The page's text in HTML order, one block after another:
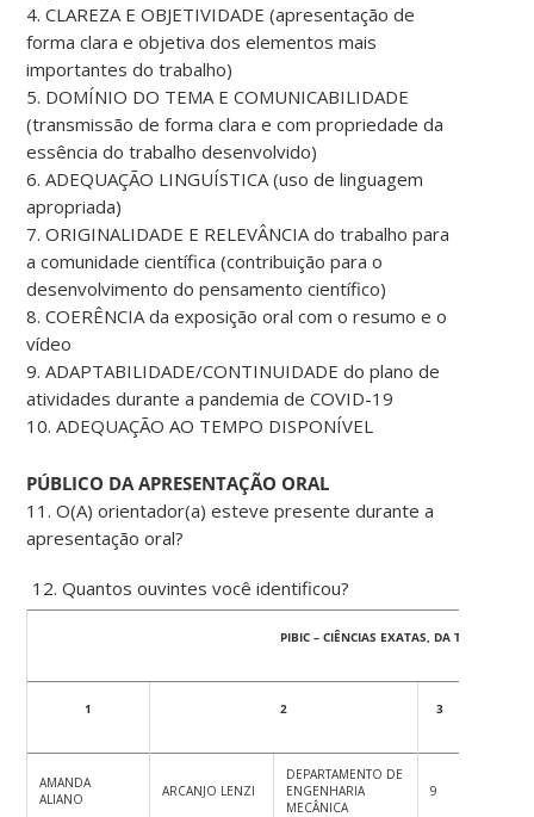
4. CLAREZA E OBJETIVIDADE (apresentação de
forma clara e objetiva dos elementos mais
importantes do trabalho)
5. DOMÍNIO DO TEMA E COMUNICABILIDADE
(transmissão de forma clara e com propriedade da
essência do trabalho desenvolvido)
6. ADEQUAÇÃO LINGUÍSTICA (uso de linguagem
apropriada)
7. ORIGINALIDADE E RELEVÂNCIA do trabalho para
a comunidade científica (contribuição para o
desenvolvimento do pensamento científico)
8. COERÊNCIA da exposição oral com o resumo e o
vídeo
9. ADAPTABILIDADE/CONTINUIDADE do plano de
atividades durante a pandemia de COVID-19
10. ADEQUAÇÃO AO TEMPO DISPONÍVEL
PÚBLICO DA APRESENTAÇÃO ORAL
11. O(A) orientador(a) esteve presente durante a
apresentação oral?
Quantos ouvintes você identificou?
PIBIC – CIÊNCIAS EXATAS, DA TERRA E
1 2 3
AMANDA
ALIANO
ARCANJO LENZI
DEPARTAMENTO DE
ENGENHARIA
MECÂNICA
9